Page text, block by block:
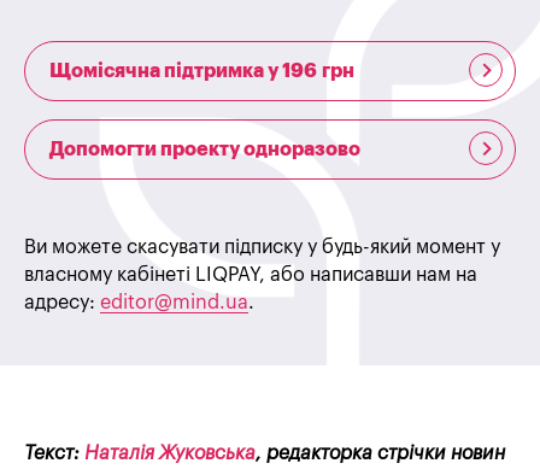
Щомісячна підтримка у 196 грн
Допомогти проекту одноразово
Ви можете скасувати підписку у будь-який момент у
власному кабінеті LIQPAY, або написавши нам на
адресу: editor@mind.ua.
Текст: Наталія Жуковська, редакторка стрічки новин